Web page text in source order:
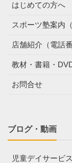
はじめての方へ
スポーツ塾案内
店舗紹介（電話
教材・書籍・
お問合せ
ブログ・動画
児童デイサービ